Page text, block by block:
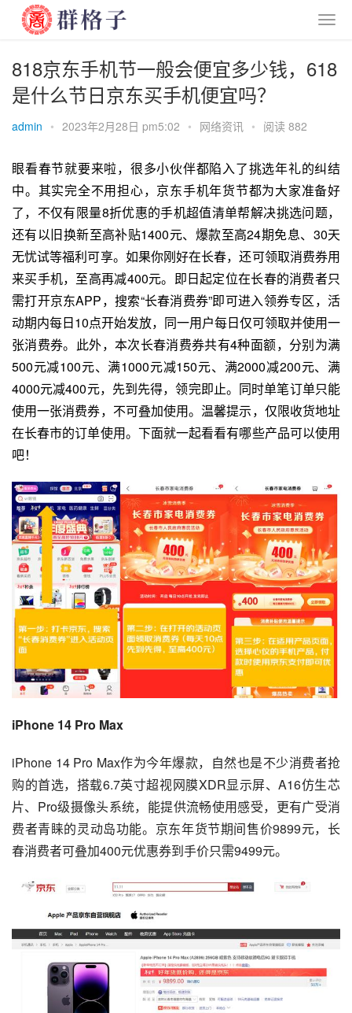
818京东手机节一般会便宜多少钱，618
是什么节日京东买手机便宜吗？
admin • 2023年2月28日 pm5:02 • 网络资讯 • 阅读 882
眼看春节就要来啦，很多小伙伴都陷入了挑选年礼的纠结
中。其实完全不用担心，京东手机年货节都为大家准备好
了，不仅有限量8折优惠的手机超值清单帮解决挑选问题，
还有以旧换新至高补贴1400元、爆款至高24期免息、30天
无忧试等福利可享。如果你刚好在长春，还可领取消费券用
来买手机，至高再减400元。即日起定位在长春的消费者只
需打开京东APP，搜索“长春消费券”即可进入领券专区，活
动期内每日10点开始发放，同一用户每日仅可领取并使用一
张消费券。此外，本次长春消费券共有4种面额，分别为满
500元减100元、满1000元减150元、满2000减200元、满
4000元减400元，先到先得，领完即止。同时单笔订单只能
使用一张消费券，不可叠加使用。温馨提示，仅限收货地址
在长春市的订单使用。下面就一起看看有哪些产品可以使用
吧！
iPhone 14 Pro Max
iPhone 14 Pro Max作为今年爆款，自然也是不少消费者抢
购的首选，搭载6.7英寸超视网膜XDR显示屏、A16仿生芯
片、Pro级摄像头系统，能提供流畅使用感受，更有广受消
费者青睐的灵动岛功能。京东年货节期间售价9899元，长
春消费者可叠加400元优惠券到手价只需9499元。